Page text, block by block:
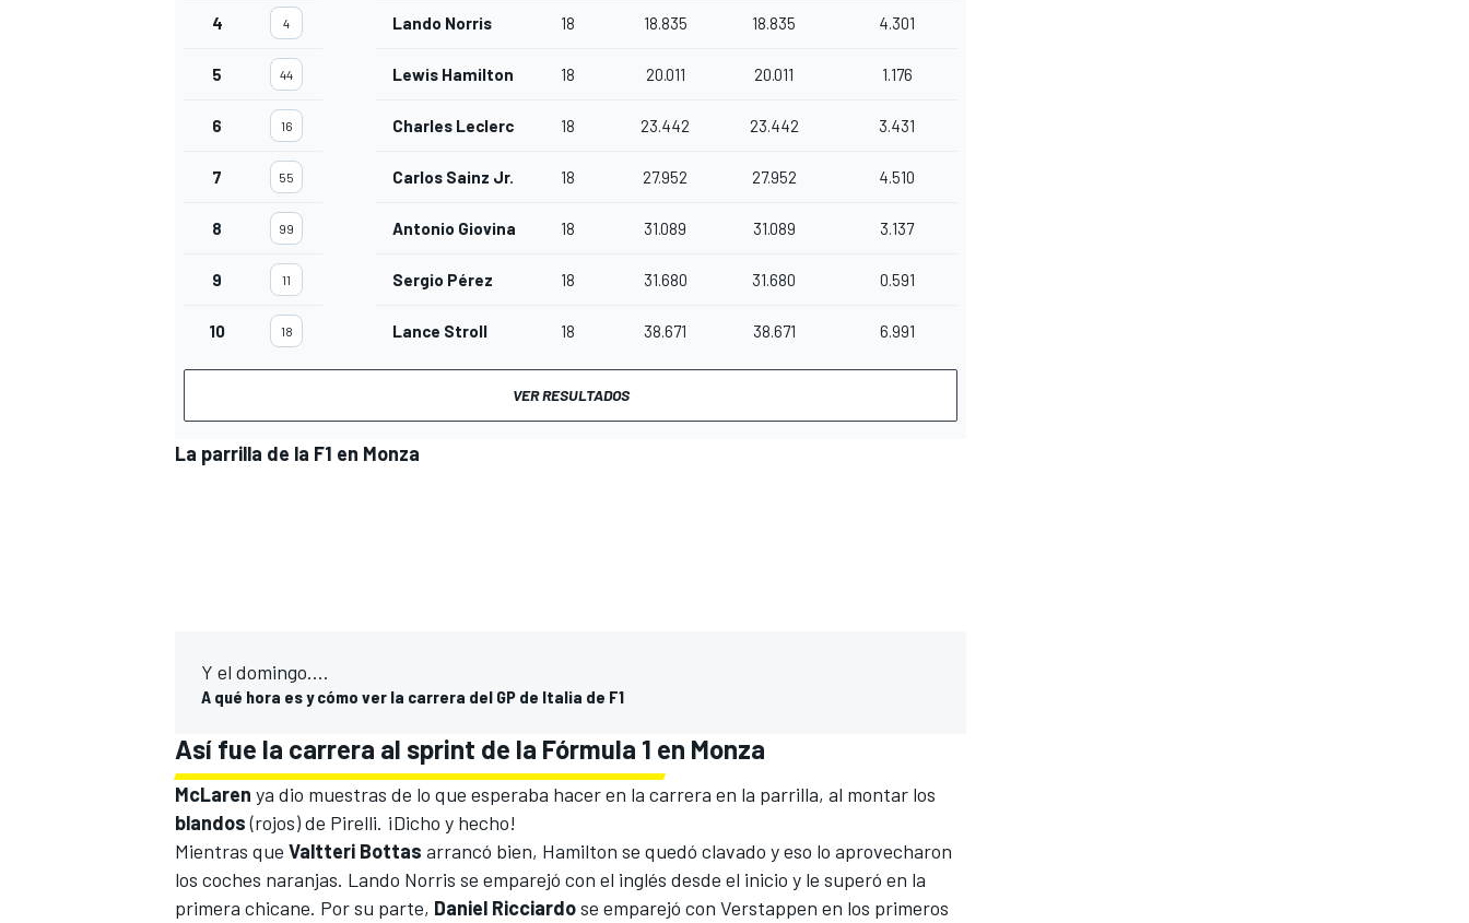
MÁS CATEGORÍAS
4 4 Lando Norris 18 18.835 18.835 4.301
5 44 Lewis Hamilton 18 20.011 20.011 1.176
6 16 Charles Leclerc 18 23.442 23.442 3.431
7 55 Carlos Sainz Jr. 18 27.952 27.952 4.510
8 99 Antonio Giovinazzi 18 31.089 31.089 3.137
9 11 Sergio Pérez 18 31.680 31.680 0.591
10 18 Lance Stroll 18 38.671 38.671 6.991
VER RESULTADOS
La parrilla de la F1 en Monza
Y el domingo....
A qué hora es y cómo ver la carrera del GP de Italia de F1
Así fue la carrera al sprint de la Fórmula 1 en Monza
McLaren ya dio muestras de lo que esperaba hacer en la carrera en la parrilla, al montar los
blandos(rojos) de Pirelli. ¡Dicho y hecho!
Mientras que Valtteri Bottas arrancó bien, Hamilton se quedó clavado y eso lo aprovecharon
los coches naranjas. Lando Norris se emparejó con el inglés desde el inicio y le superó en la
primera chicane. Por su parte, Daniel Ricciardose emparejó con Verstappen en los primeros